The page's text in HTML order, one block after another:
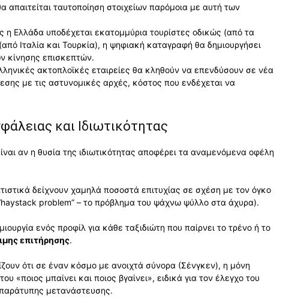
απαιτείται ταυτοποίηση στοιχείων παρόμοια με αυτή των
η Ελλάδα υποδέχεται εκατομμύρια τουρίστες οδικώς (από τα
Ιταλία και Τουρκία), η ψηφιακή καταγραφή θα δημιουργήσει
κίνησης επισκεπτών.
ακτοπλοϊκές εταιρείες θα κληθούν να επενδύσουν σε νέα
με τις αστυνομικές αρχές, κόστος που ενδέχεται να
και Ιδιωτικότητας
αν η θυσία της ιδιωτικότητας αποφέρει τα αναμενόμενα οφέλη
δείχνουν χαμηλά ποσοστά επιτυχίας σε σχέση με τον όγκο
problem” – το πρόβλημα του ψάχνω ψύλλο στα άχυρα).
ενός προφίλ για κάθε ταξιδιώτη που παίρνει το τρένο ή το
επιτήρησης.
ότι σε έναν κόσμο με ανοιχτά σύνορα (Σένγκεν), η μόνη
«ποιος μπαίνει και ποιος βγαίνει», ειδικά για τον έλεγχο του
μετανάστευσης.